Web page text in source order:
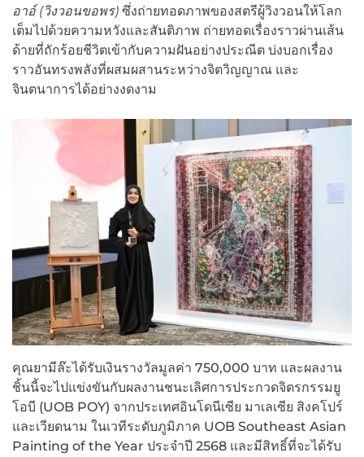
อาอ์ (วิงวอนขอพร) ซึ่งถ่ายทอดภาพของสตรีผู้วิงวอนให้โลก
เต็มไปด้วยความหวังและสันติภาพ ถ่ายทอดเรื่องราวผ่านเส้น
ด้ายที่ถักร้อยชีวิตเข้ากับความฝันอย่างประณีต บ่งบอกเรื่อง
ราวอันทรงพลังที่ผสมผสานระหว่างจิตวิญญาณ และ
จินตนาการได้อย่างงดงาม
คุณยามีล๊ะได้รับเงินรางวัลมูลค่า 750,000 บาท และผลงาน
ชิ้นนี้จะไปแข่งขันกับผลงานชนะเลิศการประกวดจิตรกรรมยู
โอบี (UOB POY) จากประเทศอินโดนีเซีย มาเลเซีย สิงคโปร์
และเวียดนาม ในเวทีระดับภูมิภาค UOB Southeast Asian
Painting of the Year ประจำปี 2568 และมีสิทธิ์ที่จะได้รับ